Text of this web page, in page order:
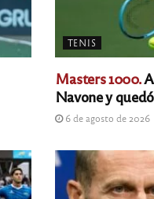
TENIS
Masters 1000.
Navone y
6 de agosto de 2026